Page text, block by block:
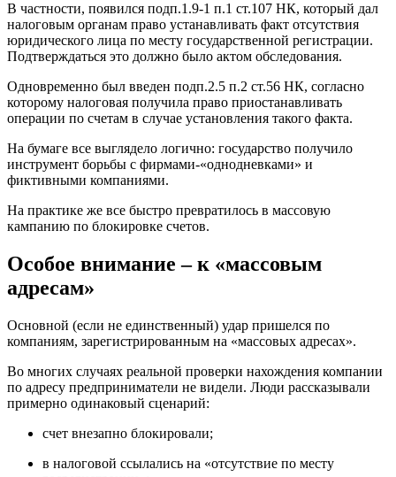
В частности, появился подп.1.9-1 п.1 ст.107 НК, который дал
налоговым органам право устанавливать факт отсутствия
юридического лица по месту государственной регистрации.
Подтверждаться это должно было актом обследования.
Одновременно был введен подп.2.5 п.2 ст.56 НК, согласно
которому налоговая получила право приостанавливать
операции по счетам в случае установления такого факта.
На бумаге все выглядело логично: государство получило
инструмент борьбы с фирмами-«однодневками» и
фиктивными компаниями.
На практике же все быстро превратилось в массовую
кампанию по блокировке счетов.
Особое внимание – к «массовым
адресам»
Основной (если не единственный) удар пришелся по
компаниям, зарегистрированным на «массовых адресах».
Во многих случаях реальной проверки нахождения компании
по адресу предприниматели не видели. Люди рассказывали
примерно одинаковый сценарий:
счет внезапно блокировали;
в налоговой ссылались на «отсутствие по месту